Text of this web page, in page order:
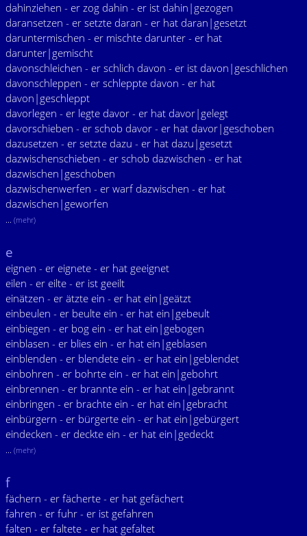
dahinziehen - er zog dahin - er ist dahin|gezogen
daransetzen - er setzte daran - er hat daran|gesetzt
daruntermischen - er mischte darunter - er hat
darunter|gemischt
davonschleichen - er schlich davon - er ist davon|geschlichen
davonschleppen - er schleppte davon - er hat
davon|geschleppt
davorlegen - er legte davor - er hat davor|gelegt
davorschieben - er schob davor - er hat davor|geschoben
dazusetzen - er setzte dazu - er hat dazu|gesetzt
dazwischenschieben - er schob dazwischen - er hat
dazwischen|geschoben
dazwischenwerfen - er warf dazwischen - er hat
dazwischen|geworfen
... (mehr)
e
eignen - er eignete - er hat geeignet
eilen - er eilte - er ist geeilt
einätzen - er ätzte ein - er hat ein|geätzt
einbeulen - er beulte ein - er hat ein|gebeult
einbiegen - er bog ein - er hat ein|gebogen
einblasen - er blies ein - er hat ein|geblasen
einblenden - er blendete ein - er hat ein|geblendet
einbohren - er bohrte ein - er hat ein|gebohrt
einbrennen - er brannte ein - er hat ein|gebrannt
einbringen - er brachte ein - er hat ein|gebracht
einbürgern - er bürgerte ein - er hat ein|gebürgert
eindecken - er deckte ein - er hat ein|gedeckt
... (mehr)
f
fächern - er fächerte - er hat gefächert
fahren - er fuhr - er ist gefahren
falten - er faltete - er hat gefaltet